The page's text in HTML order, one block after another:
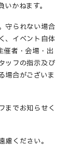
かねます。
守られない場合
、イベント自体
催者・会場・出
ッフの指示及び
場合がございま
までお知らせく
ください。